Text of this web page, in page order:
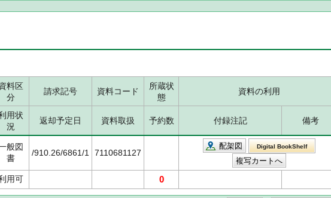
料区
分
請求記号 資料コード
所蔵状
態
資料の利用
用状
況
返却予定日 資料取扱 予約数 付録注記 備考
般図
書
/910.26/6861/1 7110681127
配架図 Digital BookShelf
用可 0